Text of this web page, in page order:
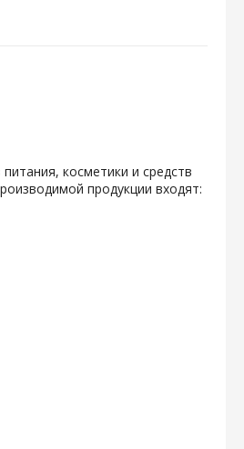
косметики и средств
продукции входят: